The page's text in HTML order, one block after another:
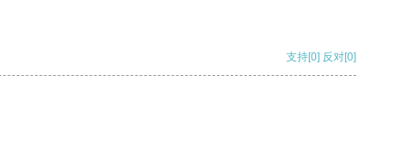
支持[0] 反对[0]